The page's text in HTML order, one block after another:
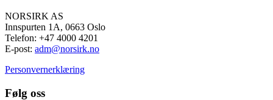
NORSIRK AS
Innspurten 1A, 0663 Oslo
Telefon: +47 4000 4201
E-post: adm@norsirk.no
Personvernerklæring
Følg oss